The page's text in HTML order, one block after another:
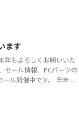
ます
年もよろしくお願いいた
セール情報、PCパーツの
ル開催中です。 年末 ...